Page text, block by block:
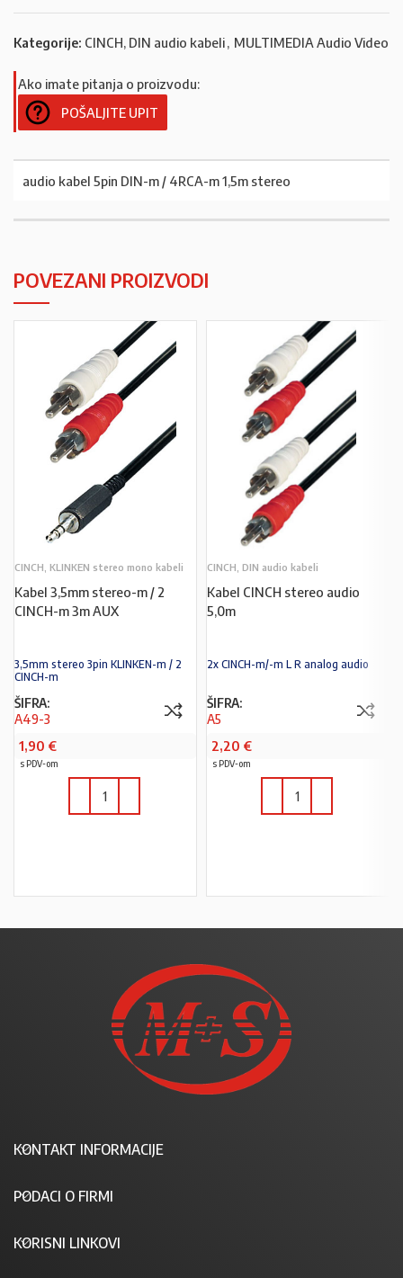
Kategorije: CINCH, DIN audio kabeli, MULTIMEDIA Audio Video
Ako imate pitanja o proizvodu:
POŠALJITE UPIT
audio kabel 5pin DIN-m / 4RCA-m 1,5m stereo
POVEZANI PROIZVODI
CINCH, KLINKEN stereo mono kabeli
Kabel 3,5mm stereo-m / 2
CINCH-m 3m AUX
3,5mm stereo 3pin KLINKEN-m / 2
CINCH-m
ŠIFRA:
A49-3
1,90 €
s PDV-om
CINCH, DIN audio kabeli
Kabel CINCH stereo audio
5,0m
2x CINCH-m/-m L R analog audio
ŠIFRA:
A5
2,20 €
s PDV-om
KONTAKT INFORMACIJE
PODACI O FIRMI
KORISNI LINKOVI